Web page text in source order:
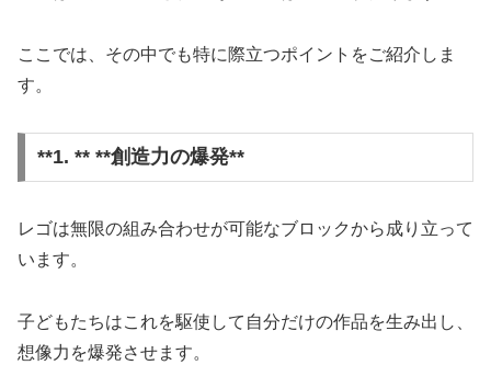
ここでは、その中でも特に際立つポイントをご紹介しま
す。
**1. ** **創造力の爆発**
レゴは無限の組み合わせが可能なブロックから成り立って
います。
子どもたちはこれを駆使して自分だけの作品を生み出し、
想像力を爆発させます。